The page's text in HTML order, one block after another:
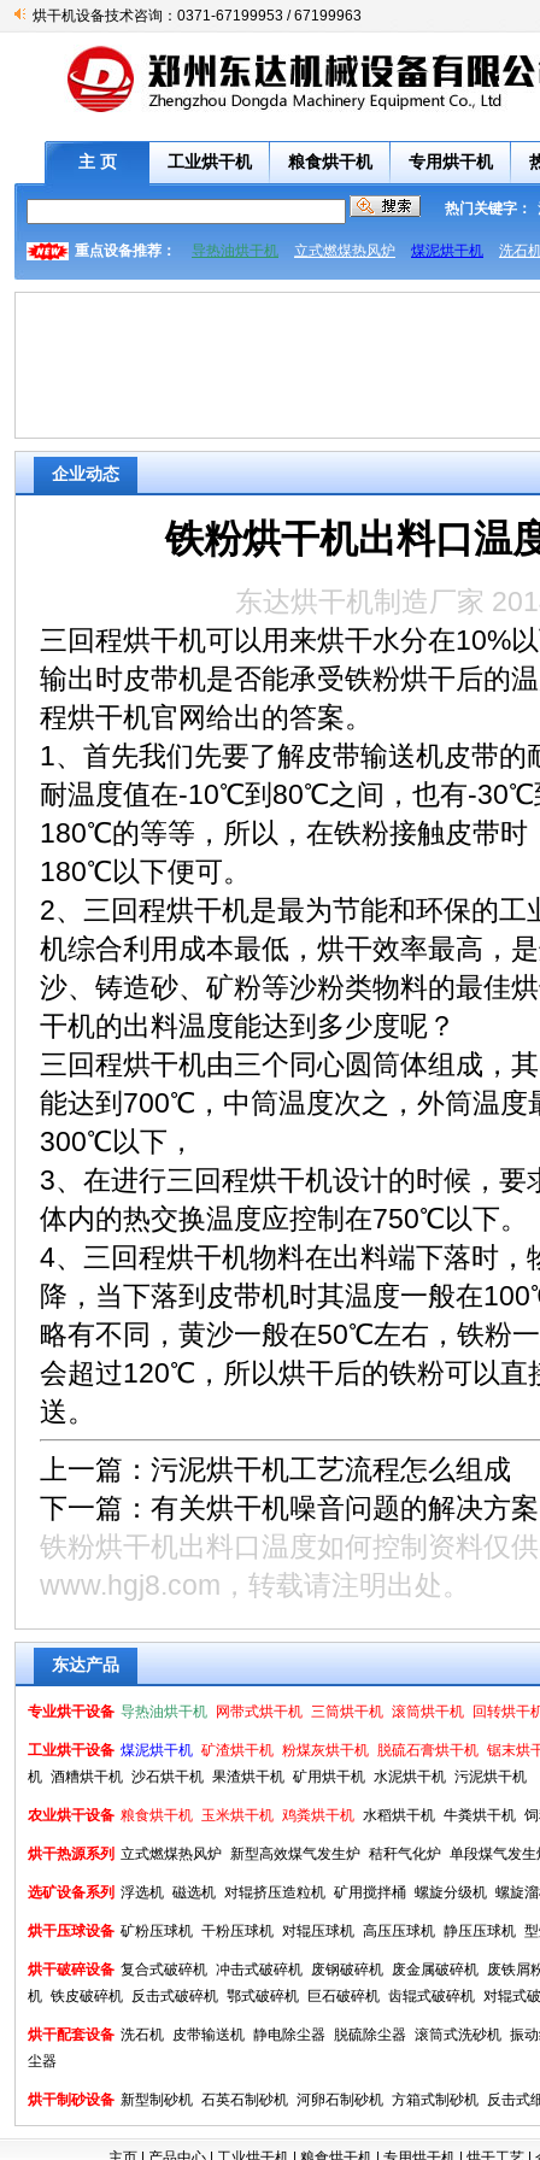
烘干机设备技术咨询：0371-67199953 / 67199963
主 页 工业烘干机 粮食烘干机 专用烘干机
热门关键字：
重点设备推荐： 导热油烘干机 立式燃煤热风炉 煤泥烘干机 洗石
企业动态
铁粉烘干机出料口温
东达烘干机制造厂家
三回程烘干机可以用来烘干水分在10%
输出时皮带机是否能承受铁粉烘干后的
程烘干机官网给出的答案。
1、首先我们先要了解皮带输送机皮带的
耐温度值在-10℃到80℃之间，也有-
180℃的等等，所以，在铁粉接触皮带时
180℃以下便可。
2、三回程烘干机是最为节能和环保的工
机综合利用成本最低，烘干效率最高，
沙、铸造砂、矿粉等沙粉类物料的最佳
干机的出料温度能达到多少度呢？
三回程烘干机由三个同心圆筒体组成，
能达到700℃，中筒温度次之，外筒温度
300℃以下，
3、在进行三回程烘干机设计的时候，要
体内的热交换温度应控制在750℃以下。
4、三回程烘干机物料在出料端下落时，
降，当下落到皮带机时其温度一般在
略有不同，黄沙一般在50℃左右，铁粉
会超过120℃，所以烘干后的铁粉可以直
送。
上一篇： 污泥烘干机工艺流程怎么组成
下一篇： 有关烘干机噪音问题的解决方案
铁粉烘干机出料口温度如何控制资料仅
www.hgj8.com ，转载请注明出处。
东达产品
专业烘干设备 导热油烘干机 网带式烘干机 三筒烘干机 滚筒烘干机 回转烘干
工业烘干设备 煤泥烘干机 矿渣烘干机 粉煤灰烘干机 脱硫石膏烘干机 锯末烘
机 酒糟烘干机 沙石烘干机 果渣烘干机 矿用烘干机 水泥烘干机 污泥烘干机
农业烘干设备 粮食烘干机 玉米烘干机 鸡粪烘干机 水稻烘干机 牛粪烘干机
烘干热源系列 立式燃煤热风炉 新型高效煤气发生炉 秸秆气化炉 单段煤气发生
选矿设备系列 浮选机 磁选机 对辊挤压造粒机 矿用搅拌桶 螺旋分级机 螺旋
烘干压球设备 矿粉压球机 干粉压球机 对辊压球机 高压压球机 静压压球机
烘干破碎设备 复合式破碎机 冲击式破碎机 废钢破碎机 废金属破碎机 废铁屑
机 铁皮破碎机 反击式破碎机 鄂式破碎机 巨石破碎机 齿辊式破碎机 对辊式
烘干配套设备 洗石机 皮带输送机 静电除尘器 脱硫除尘器 滚筒式洗砂机 振
尘器
烘干制砂设备 新型制砂机 石英石制砂机 河卵石制砂机 方箱式制砂机 反击式